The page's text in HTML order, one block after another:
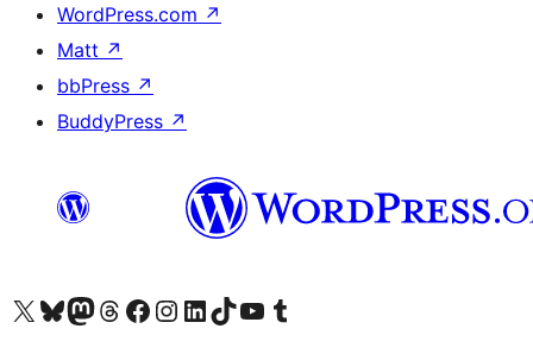
WordPress.com ↗
Matt ↗
bbPress ↗
BuddyPress ↗
Visit our X (formerly Twitter) account
Visit our Bluesky account
Visit our Mastodon account
Visit our Threads account
Visit our Facebook page
Visit our Instagram account
Visit our LinkedIn account
Visit our TikTok account
Visit our YouTube channel
Visit our Tumblr account